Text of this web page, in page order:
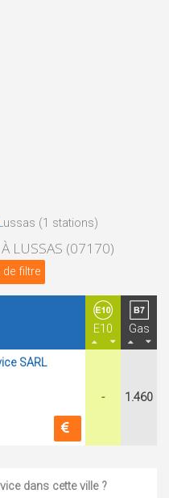
Lussas (1 stations)
LUSSAS (07170)
de filtre
E10 Gas
SARL
- 1.460
dans cette ville ?